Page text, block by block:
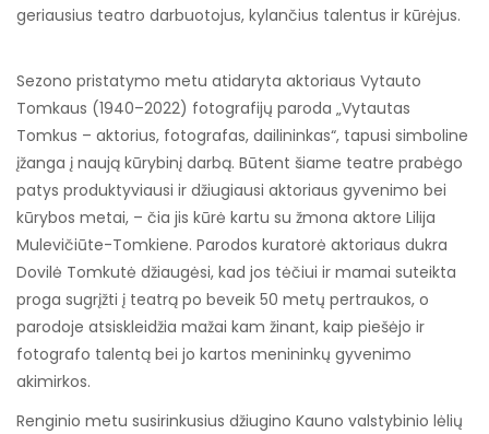
geriausius teatro darbuotojus, kylančius talentus ir kūrėjus.
Sezono pristatymo metu atidaryta aktoriaus Vytauto
Tomkaus (1940–2022) fotografijų paroda „Vytautas
Tomkus – aktorius, fotografas, dailininkas“, tapusi simboline
įžanga į naują kūrybinį darbą. Būtent šiame teatre prabėgo
patys produktyviausi ir džiugiausi aktoriaus gyvenimo bei
kūrybos metai, – čia jis kūrė kartu su žmona aktore Lilija
Mulevičiūte-Tomkiene. Parodos kuratorė aktoriaus dukra
Dovilė Tomkutė džiaugėsi, kad jos tėčiui ir mamai suteikta
proga sugrįžti į teatrą po beveik 50 metų pertraukos, o
parodoje atsiskleidžia mažai kam žinant, kaip piešėjo ir
fotografo talentą bei jo kartos menininkų gyvenimo
akimirkos.
Renginio metu susirinkusius džiugino Kauno valstybinio lėlių